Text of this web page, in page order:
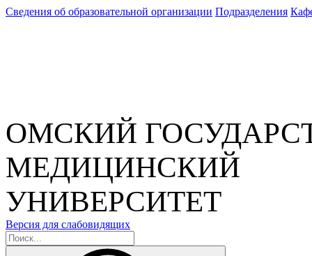
Сведения об образовательной организации Подразделения
ОМСКИЙ
МЕДИЦИНСКИЙ
УНИВЕРСИТЕТ
Версия для слабовидящих